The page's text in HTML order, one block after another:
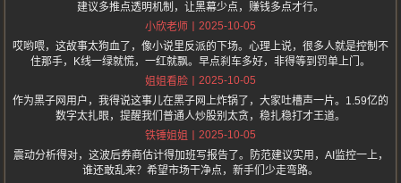
建议多推点透明机制，让黑幕少点，赚钱多点才行。
小欣老师
2025-10-05
哎哟喂，这故事太狗血了，像小说里反派的下场。心理上说，很多人就是控制不
住那手，K线一绿就慌，一红就飘。早点刹车多好，非得等到罚单上门。
姐姐看脸
2025-10-05
作为黑子网用户，我得说这事儿在黑子网上炸锅了，大家吐槽声一片。1.59亿的
数字太扎眼，提醒我们普通人炒股别太贪，稳扎稳打才王道。
铁锤姐姐
2025-10-05
震动分析得对，这波后券商估计得加班写报告了。防范建议实用，AI监控一上，
谁还敢乱来？希望市场干净点，新手们少走弯路。